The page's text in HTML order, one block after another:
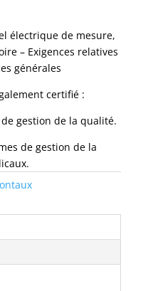
électrique de mesure,
– Exigences relatives
générales
certifié :
de gestion de la qualité.
de gestion de la